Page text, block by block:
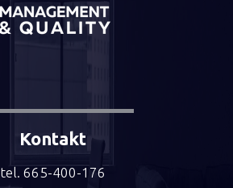
Kontakt
tel. 665-400-176